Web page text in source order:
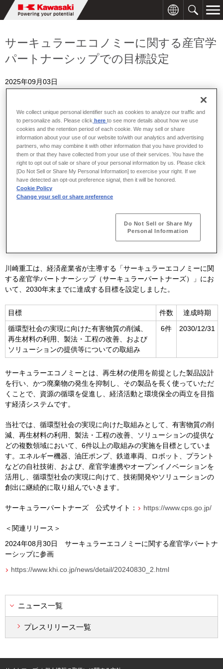
サーキュラーエコノミーに関する産官学
パートナーシップでの目標設定
2025年09月03日
川崎重工は、経済産業省が主導する「サーキュラーエコノミーに関
する産官学パートナーシップ（サーキュラーパートナーズ）」にお
いて、 2030年末までに達成する目標を設定しました。
目標 件数
達成時期
循環型社会の実現に向けた有害物質の削減、
再生材料の利用、製法・工程の改善、および
ソリューションの提供等についての取組み
6件 2030/12/31
サーキュラーエコノミーとは、再生材の使用を前提とした製品設計
を行い、かつ廃棄物の発生を抑制し、その製品を長く使っていただ
くことで、資源の循環を促進し、経済活動と環境保全の両立を目指
す経済システムです。
当社では、循環型社会の実現に向けた取組みとして、有害物質の削
減、再生材料の利用、製法・工程の改善、ソリューションの提供な
どの複数領域において、 6件以上の取組みの実施を目標としていま
す。エネルギー機器、油圧ポンプ、鉄道車両、ロボット、プラント
などの自社技術、および、産官学連携やオープンイノベーションを
活用し、循環型社会の実現に向けて、技術開発やソリューションの
創出に継続的に取り組んでいきます。
サーキュラーパートナーズ 公式サイト： https://www.cps.go.jp/
＜関連リリース＞
2024年08月30日 サーキュラーエコノミーに関する産官学パートナ
ーシップに参画
https://www.khi.co.jp/news/detail/20240830_2.html
ニュース一覧
プレスリリース一覧
We collect unique personal identifier such as cookies to analyze our traffic and
to personalize ads. Please click hereto see more details about how we use
cookies and the retention period of each cookie. We may sell or share
information about your use of our website to/with our analytics and advertising
partners, who may combine it with other information that you have provided to
them or that they have collected from your use of their services. You have the
right to opt out of sale or share of your personal information by us. Please click
[Do Not Sell or Share My Personal Information] to exercise your right. If we
have detected an opt-out preference signal, then it will be honored.
Cookie Policy
Change your sell or share preference
Do Not Sell or Share My
Personal Information